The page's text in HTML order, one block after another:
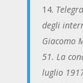
degli
Giacomo
51. La
luglio